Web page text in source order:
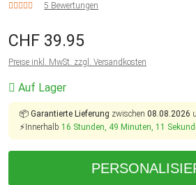
5 Bewertungen
CHF 39.95
Preise inkl. MwSt. zzgl. Versandkosten
Auf Lager
📦 Garantierte Lieferung zwischen 08.08.2026
⚡Innerhalb 16 Stunden, 49 Minuten, 10